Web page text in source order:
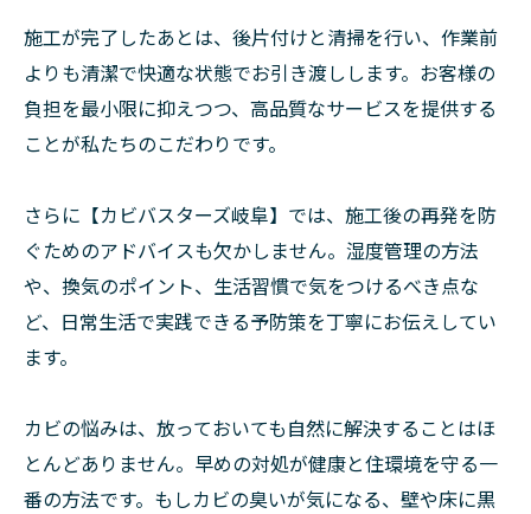
施工が完了したあとは、後片付けと清掃を行い、作業前
よりも清潔で快適な状態でお引き渡しします。お客様の
負担を最小限に抑えつつ、高品質なサービスを提供する
ことが私たちのこだわりです。
さらに【カビバスターズ岐阜】では、施工後の再発を防
ぐためのアドバイスも欠かしません。湿度管理の方法
や、換気のポイント、生活習慣で気をつけるべき点な
ど、日常生活で実践できる予防策を丁寧にお伝えしてい
ます。
カビの悩みは、放っておいても自然に解決することはほ
とんどありません。早めの対処が健康と住環境を守る一
番の方法です。もしカビの臭いが気になる、壁や床に黒